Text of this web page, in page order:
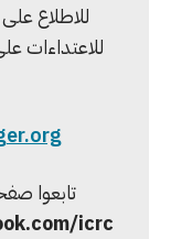
للاطلاع
للاعتداءات
تابعوا
icrc